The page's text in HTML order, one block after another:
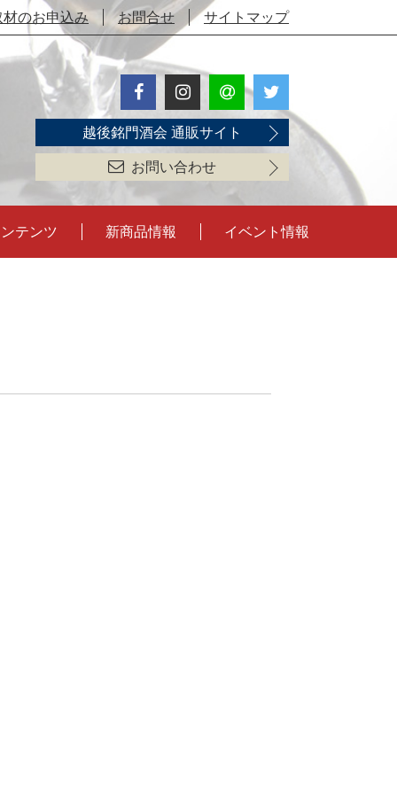
材のお申込み お問合せ サイトマップ
越後銘門酒会 通販サイト
お問い合わせ
テンツ 新商品情報 イベント情報